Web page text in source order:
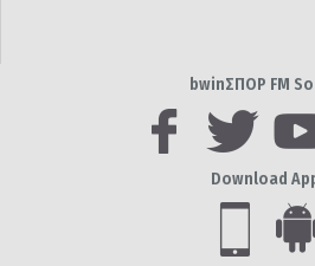
bwinΣΠΟΡ FM
Download